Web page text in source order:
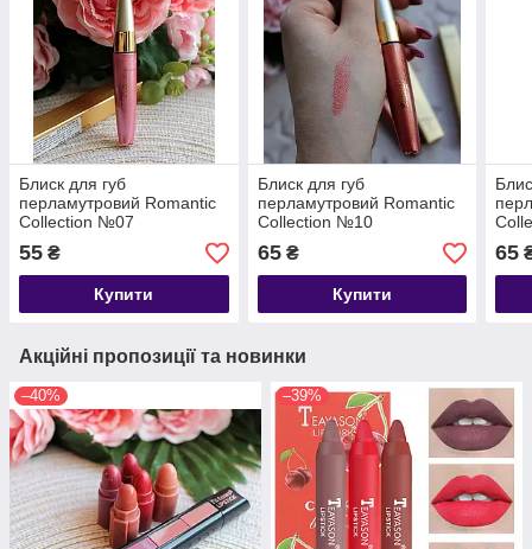
Блиск для губ
перламутровий Romantic
Collection №07
55 ₴
Купити
Блиск для губ
перламутровий Romantic
Collection №10
65₴
Купити
65
Акційні пропозиції та новинки
–40% –39%